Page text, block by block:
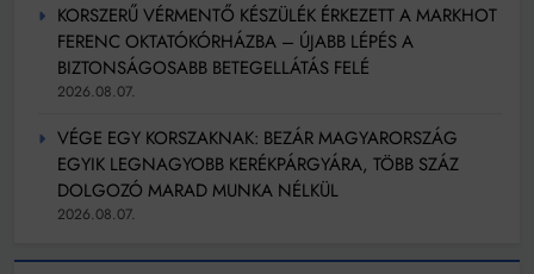
KORSZERŰ VÉRMENTŐ KÉSZÜLÉK ÉRKEZETT A MARKHOT
FERENC OKTATÓKÓRHÁZBA – ÚJABB LÉPÉS A
BIZTONSÁGOSABB BETEGELLÁTÁS FELÉ
2026.08.07.
VÉGE EGY KORSZAKNAK: BEZÁR MAGYARORSZÁG
EGYIK LEGNAGYOBB KERÉKPÁRGYÁRA, TÖBB SZÁZ
DOLGOZÓ MARAD MUNKA NÉLKÜL
2026.08.07.